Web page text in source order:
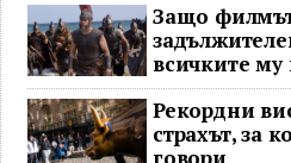
Защо
всичките му
Рекордни
страхът, за
говори